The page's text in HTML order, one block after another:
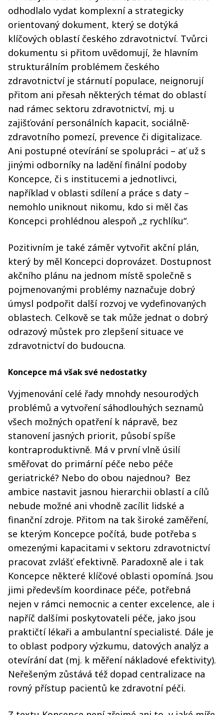
odhodlalo vydat komplexní a strategicky
orientovaný dokument, který se dotýká
klíčových oblastí českého zdravotnictví. Tvůrci
dokumentu si přitom uvědomují, že hlavním
strukturálním problémem českého
zdravotnictví je stárnutí populace, neignorují
přitom ani přesah některých témat do oblastí
nad rámec sektoru zdravotnictví, mj. u
zajišťování personálních kapacit, sociálně-
zdravotního pomezí, prevence či digitalizace.
Ani postupné otevírání se spolupráci – ať už s
jinými odborníky na ladění finální podoby
Koncepce, či s institucemi a jednotlivci,
například v oblasti sdílení a práce s daty –
nemohlo uniknout nikomu, kdo si měl čas
Koncepci prohlédnou alespoň „z rychlíku“.
Pozitivním je také záměr vytvořit akční plán,
který by měl Koncepci doprovázet. Dostupnost
akčního plánu na jednom místě společně s
pojmenovanými problémy naznačuje dobrý
úmysl podpořit další rozvoj ve vydefinovaných
oblastech. Celkově se tak může jednat o dobrý
odrazový můstek pro zlepšení situace ve
zdravotnictví do budoucna.
Koncepce má však své nedostatky
Vyjmenování celé řady mnohdy nesourodých
problémů a vytvoření sáhodlouhých seznamů
všech možných opatření k nápravě, bez
stanovení jasných priorit, působí spíše
kontraproduktivně. Má v první vlně úsilí
směřovat do primární péče nebo péče
geriatrické? Nebo do obou najednou? Bez
ambice nastavit jasnou hierarchii oblastí a cílů
nebude možné ani vhodně zacílit lidské a
finanční zdroje. Přitom na tak široké zaměření,
se kterým Koncepce počítá, bude potřeba s
omezenými kapacitami v sektoru zdravotnictví
pracovat zvlášť efektivně. Paradoxně ale i tak
Koncepce některé klíčové oblasti opomíná. Jsou
jimi především koordinace péče, potřebná
nejen v rámci nemocnic a center excelence, ale i
napříč dalšími poskytovateli péče, jako jsou
praktičtí lékaři a ambulantní specialisté. Dále je
to oblast podpory výzkumu, datových analýz a
otevírání dat (mj. k měření nákladové efektivity).
Neřešeným zůstává též dopad centralizace na
rovný přístup pacientů ke zdravotní péči.